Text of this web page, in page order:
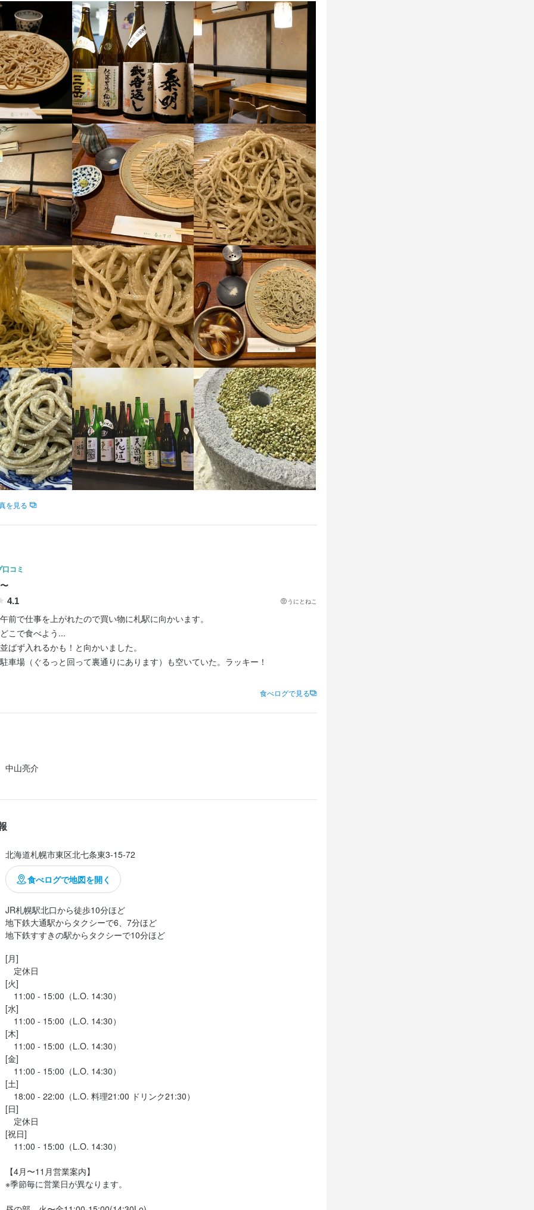
を見る
コミ
4.1 うにとねこ
前で仕事を上がれたので買い物に札駅に向かいます。
こで食べよう...
ばず入れるかも！と向かいました。
車場（ぐるっと回って裏通りにあります）も空いていた。ラッキー！
いに決まってる！と鼻息荒くオーダーしました。麺は細打ち。
ねぎ旨し。
濃くておーいーしーーー。豚バラはしっかりめ。
という間に...
食べログで見る
中山亮介
北海道札幌市東区北七条東3-15-72
食べログで地図を開く
JR札幌駅北口から徒歩10分ほど
地下鉄大通駅からタクシーで6、7分ほど
[月]
定休日
[火]
11:00 - 15:00（L.O. 14:30）
[水]
11:00 - 15:00（L.O. 14:30）
[木]
11:00 - 15:00（L.O. 14:30）
[金]
11:00 - 15:00（L.O. 14:30）
[土]
18:00 - 22:00（L.O. 料理21:00 ドリンク21:30）
[日]
定休日
[祝日]
11:00 - 15:00（L.O. 14:30）
【4月〜11月営業案内】
※季節毎に営業日が異なります。
無し
度あり
大学生歓迎 主婦・主夫歓迎 女性活躍中 個人経営(2店舗以内) 小さなお店(20席未満) 即日勤務OK
フ】
ー受付、配膳、接客、会計、テーブルの片付けなどのホール業務と洗い物等のお
のおすすめポイント
昇給アリ】
ョン高く働ける環境です。
まいの方大歓迎です。
物像
て仕事に取り組める方
れ
営業日以内にメールまたはお電話で返信しております。面接を経て内定となりま
用担当者からのメッセージ
ております。
区北七条東3-15-72
名
03/20
無し
度あり
大学生歓迎 主婦・主夫歓迎 女性活躍中 個人経営(2店舗以内) 小さなお店(20席未満) 即日勤務OK
フ】
ー受付、配膳、接客、会計、テーブルの片付けなどのホール業務と洗い物等のお
のおすすめポイント
昇給アリ】
ョン高く働ける環境です。
まいの方大歓迎です。
物像
て仕事に取り組める方
れ
営業日以内にメールまたはお電話で返信しております。面接を経て内定となりま
用担当者からのメッセージ
ております。
区北七条東3-15-72
名
02/03